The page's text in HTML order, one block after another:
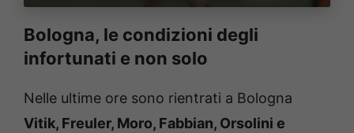
Bologna, le condizioni degli
infortunati e non solo
Nelle ultime ore sono rientrati a Bologna
Vitik, Freuler, Moro, Fabbian, Orsolini e